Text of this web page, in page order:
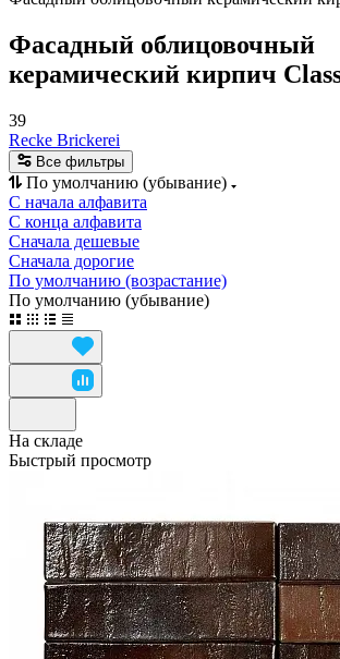
Фасадный облицовочный
керамический кирпич
39
Recke Brickerei
Все фильтры
По умолчанию (убывание)
С начала алфавита
С конца алфавита
Сначала дешевые
Сначала дорогие
По умолчанию (возрастание)
По умолчанию (убывание)
На складе
Быстрый просмотр